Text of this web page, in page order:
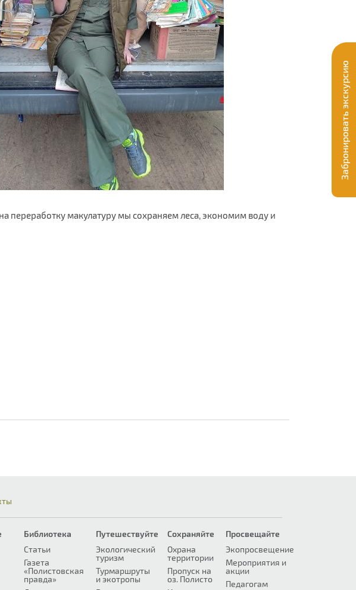
переработку макулатуру мы сохраняем леса, экономим воду и
Библиотека
Статьи
Газета
«Полистовская
правда»
Путешествуйте
Экологический
туризм
Турмаршруты
и экотропы
Сохраняйте
Охрана
территории
Пропуск на
оз. Полисто
Просвещайте
Экопросвещение
Мероприятия и
акции
Педагогам
Забронировать экскурсию